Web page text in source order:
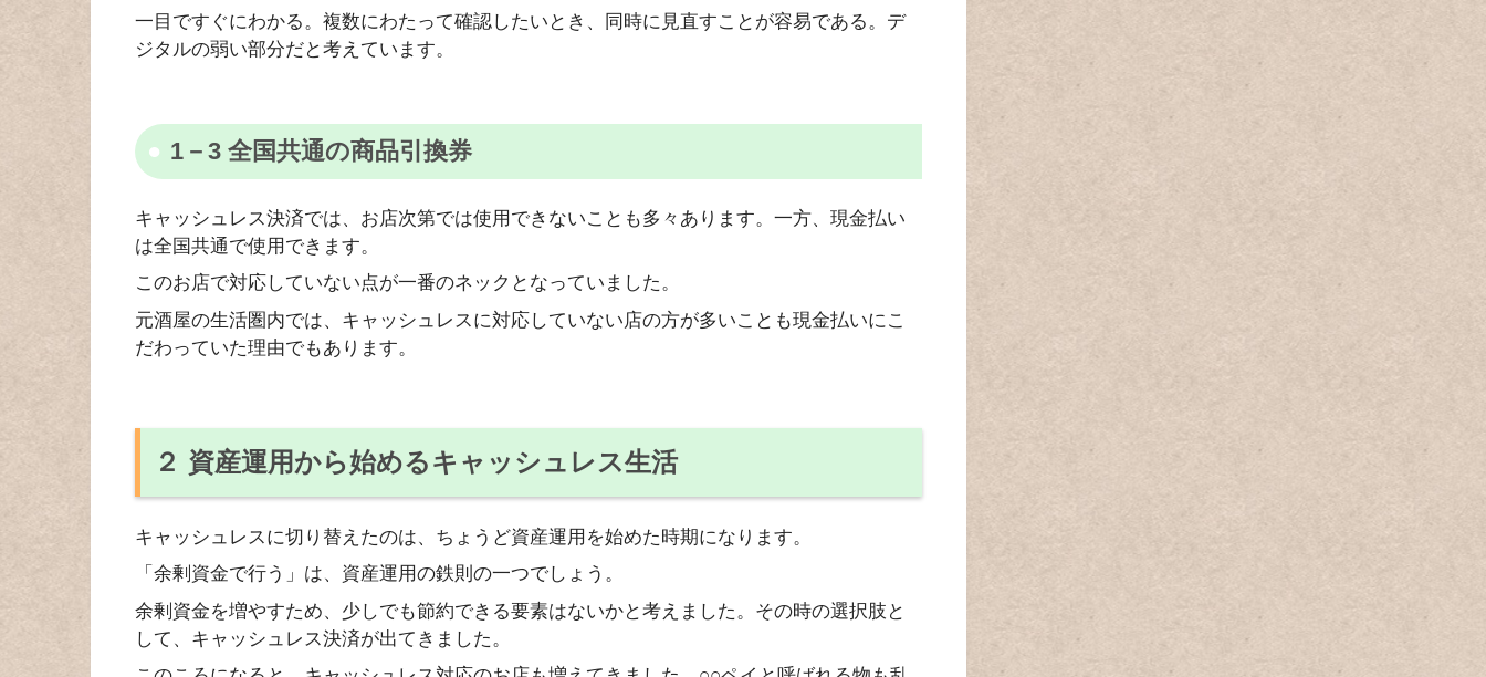
一目ですぐにわかる。複数にわたって確認したいとき、同時に見直すことが容易である。デ
ジタルの弱い部分だと考えています。
1－3 全国共通の商品引換券
キャッシュレス決済では、お店次第では使用できないことも多々あります。一方、現金払い
は全国共通で使用できます。
このお店で対応していない点が一番のネックとなっていました。
元酒屋の生活圏内では、キャッシュレスに対応していない店の方が多いことも現金払いにこ
だわっていた理由でもあります。
２ 資産運用から始めるキャッシュレス生活
キャッシュレスに切り替えたのは、ちょうど資産運用を始めた時期になります。
「余剰資金で行う」は、資産運用の鉄則の一つでしょう。
余剰資金を増やすため、少しでも節約できる要素はないかと考えました。その時の選択肢と
して、キャッシュレス決済が出てきました。